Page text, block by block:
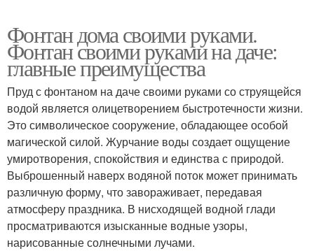
Фонтан дома своими руками.
Фонтан своими руками на даче:
главные преимущества
Пруд с фонтаном на даче своими руками со струящейся
водой является олицетворением быстротечности жизни.
Это символическое сооружение, обладающее особой
магической силой. Журчание воды создает ощущение
умиротворения, спокойствия и единства с природой.
Выброшенный наверх водяной поток может принимать
различную форму, что завораживает, передавая
атмосферу праздника. В нисходящей водной глади
просматриваются изысканные водные узоры,
нарисованные солнечными лучами.